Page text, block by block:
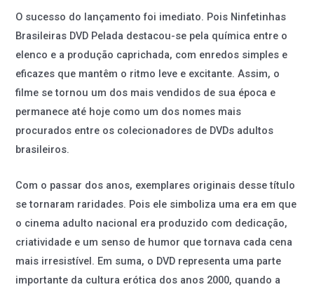
O sucesso do lançamento foi imediato. Pois Ninfetinhas
Brasileiras DVD Pelada destacou-se pela química entre o
elenco e a produção caprichada, com enredos simples e
eficazes que mantêm o ritmo leve e excitante. Assim, o
filme se tornou um dos mais vendidos de sua época e
permanece até hoje como um dos nomes mais
procurados entre os colecionadores de DVDs adultos
brasileiros.
Com o passar dos anos, exemplares originais desse título
se tornaram raridades. Pois ele simboliza uma era em que
o cinema adulto nacional era produzido com dedicação,
criatividade e um senso de humor que tornava cada cena
mais irresistível. Em suma, o DVD representa uma parte
importante da cultura erótica dos anos 2000, quando a